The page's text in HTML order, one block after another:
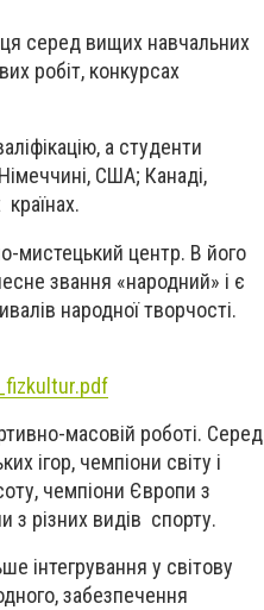
серед вищих навчальних
робіт, конкурсах
а студенти
США; Канаді,
країнах.
мистецький центр. В його
звання «народний» і є
народної творчості.
масовій роботі. Серед
ігор, чемпіони світу і
чемпіони Європи з
з різних видів спорту.
інтегрування у світову
забезпечення